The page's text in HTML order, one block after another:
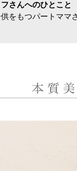
さんへのひとこと
をもつパートママ